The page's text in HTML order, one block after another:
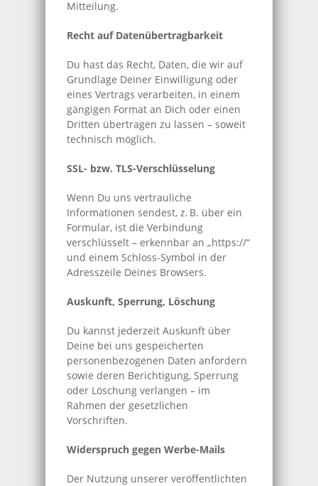
Mitteilung.
Recht auf Datenübertragbarkeit
Du hast das Recht, Daten, die wir auf
Grundlage Deiner Einwilligung oder
eines Vertrags verarbeiten, in einem
gängigen Format an Dich oder einen
Dritten übertragen zu lassen – soweit
technisch möglich.
SSL- bzw. TLS-Verschlüsselung
Wenn Du uns vertrauliche
Informationen sendest, z. B. über ein
Formular, ist die Verbindung
verschlüsselt – erkennbar an „https://“
und einem Schloss-Symbol in der
Adresszeile Deines Browsers.
Auskunft, Sperrung, Löschung
Du kannst jederzeit Auskunft über
Deine bei uns gespeicherten
personenbezogenen Daten anfordern
sowie deren Berichtigung, Sperrung
oder Löschung verlangen – im
Rahmen der gesetzlichen
Vorschriften.
Widerspruch gegen Werbe-Mails
Der Nutzung unserer veröffentlichten